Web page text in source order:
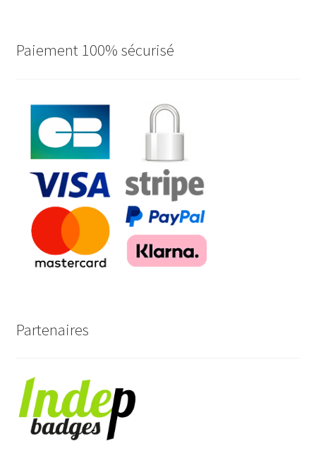
Paiement 100% sécurisé
Partenaires